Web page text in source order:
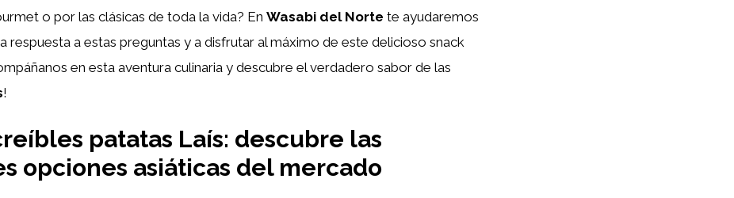
o por las clásicas de toda la vida? En Wasabi del Norte te ayudaremos
respuesta a estas preguntas y a disfrutar al máximo de este delicioso snack
en esta aventura culinaria y descubre el verdadero sabor de las
!
patatas Laís: descubre las
opciones asiáticas del mercado